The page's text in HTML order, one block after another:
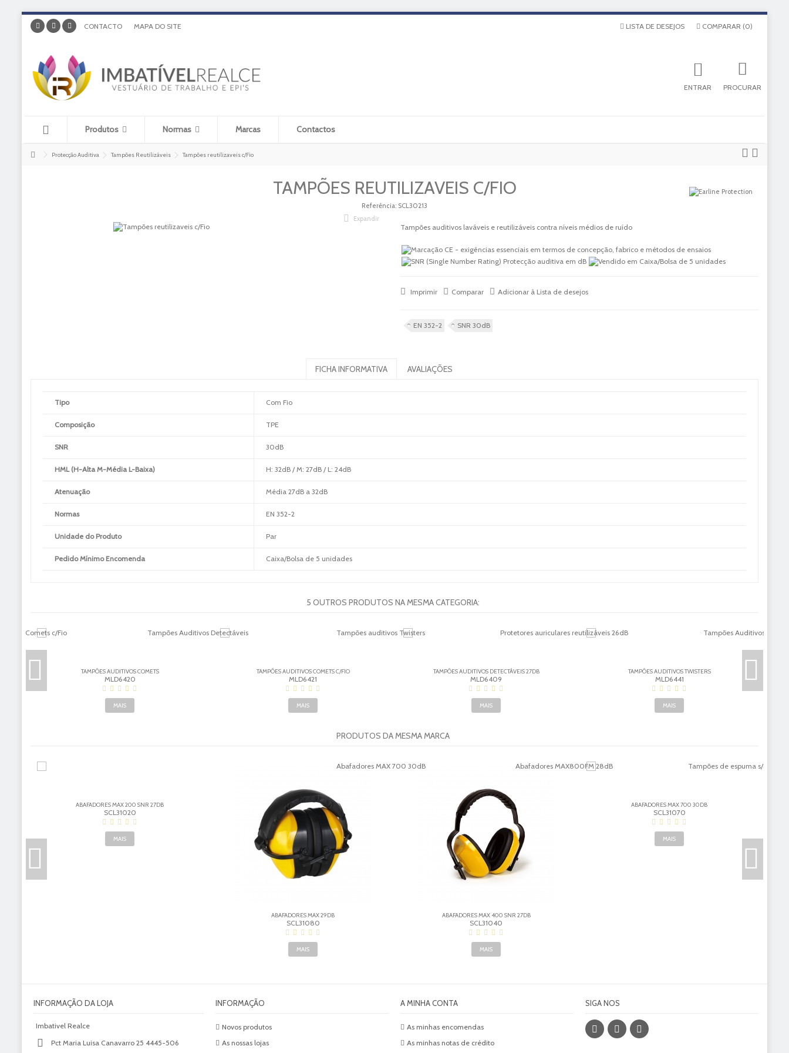
CONTACTO MAPA DO SITE COMPARAR (0)
LISTA DE DESEJOS
PROCURAR
ENTRAR
Produtos Normas Marcas Contactos
Protecção Auditiva Tampões Reutilizáveis Tampões reutilizaveis c/Fio
TAMPÕES REUTILIZAVEIS C/FIO
Referência: SCL30213
Expandir
Tampões auditivos laváveis e reutilizáveis contra níveis médios de ruído
Imprimir Comparar Adicionar à Lista de desejos
EN 352-2 SNR 30dB
FICHA INFORMATIVA AVALIAÇÕES
Tipo Com Fio
Composição TPE
SNR 30dB
HML (H-Alta M-Média L-Baixa) H: 32dB / M: 27dB / L: 24dB
Atenuação Média 27dB a 32dB
Normas EN 352-2
Unidade do Produto Par
Pedido Mínimo Encomenda Caixa/Bolsa de 5 unidades
5 OUTROS PRODUTOS NA MESMA CATEGORIA:
TAMPÕES AUDITIVOS COMETS
MLD6420
MAIS
TAMPÕES AUDITIVOS COMETS C/FIO
MLD6421
MAIS
TAMPÕES AUDITIVOS DETECTÁVEIS 27DB
MLD6409
MAIS
TAMPÕES AUDITIVOS TWISTERS
MLD6441
MAIS
PRODUTOS DA MESMA MARCA
ABAFADORES MAX 200 SNR 27DB
SCL31020
MAIS
ABAFADORES MAX 29DB
SCL31080
MAIS
ABAFADORES MAX 400 SNR 27DB
SCL31040
MAIS
ABAFADORES MAX 700 30DB
SCL31070
MAIS
INFORMAÇÃO DA LOJA
Imbativel Realce
Pct Maria Luisa Canavarro 25 4445-506
INFORMAÇÃO
Novos produtos
As nossas lojas
A MINHA CONTA
As minhas encomendas
As minhas notas de crédito
SIGA NOS